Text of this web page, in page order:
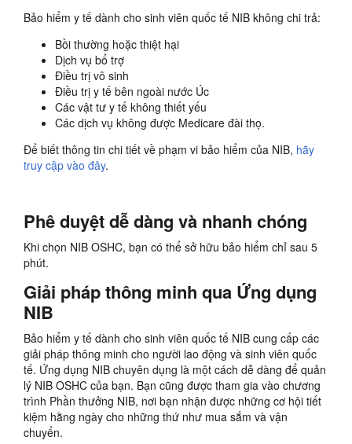
Bảo hiểm y tế dành cho sinh viên quốc tế NIB không chi trả:
Bồi thường hoặc thiệt hại
Dịch vụ bổ trợ
Điều trị vô sinh
Điều trị y tế bên ngoài nước Úc
Các vật tư y tế không thiết yếu
Các dịch vụ không được Medicare đài thọ.
Để biết thông tin chi tiết về phạm vi bảo hiểm của NIB, hãy
truy cập vào đây.
Phê duyệt dễ dàng và nhanh chóng
Khi chọn NIB OSHC, bạn có thể sở hữu bảo hiểm chỉ sau 5
phút.
Giải pháp thông minh qua Ứng dụng
NIB
Bảo hiểm y tế dành cho sinh viên quốc tế NIB cung cấp các
giải pháp thông minh cho người lao động và sinh viên quốc
tế. Ứng dụng NIB chuyên dụng là một cách dễ dàng để quản
lý NIB OSHC của bạn. Bạn cũng được tham gia vào chương
trình Phần thưởng NIB, nơi bạn nhận được những cơ hội tiết
kiệm hằng ngày cho những thứ như mua sắm và vận
chuyển.